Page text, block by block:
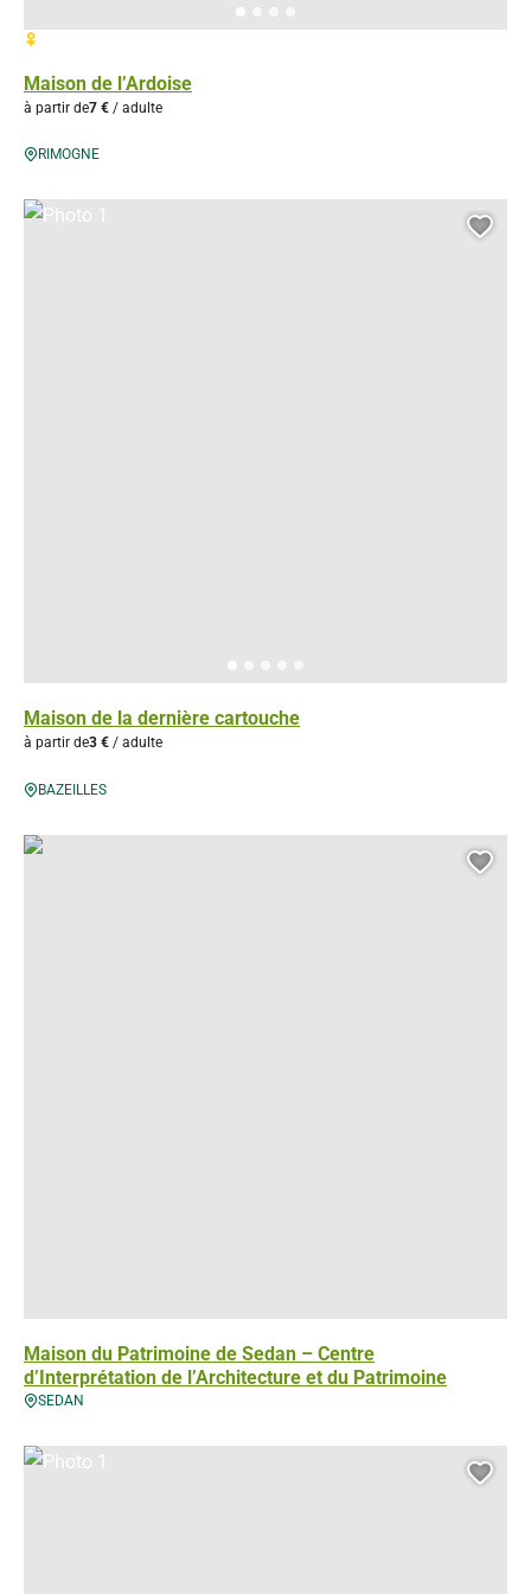
Maison de l’Ardoise
1 fleur
à partir de7 € / adulte
RIMOGNE
Maison de la dernière cartouche
à partir de3 € / adulte
BAZEILLES
Photo 1, © Droits libres
Maison du Patrimoine de Sedan – Centre
d’Interprétation de l’Architecture et du Patrimoine
SEDAN
Maison du Patrimoine de Sedan – Centre d’Interprétation de
Photo 1, © Droits gérés – D. Crouchet